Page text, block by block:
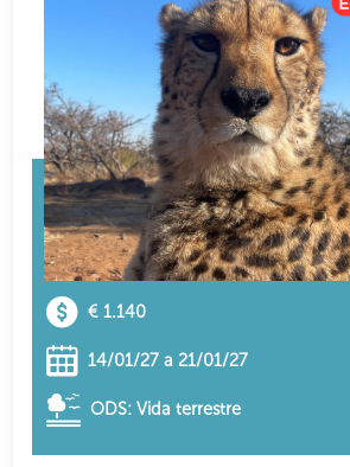
€ 1.140
14/01/27 a 21/01/27
ODS: Vida terrestre